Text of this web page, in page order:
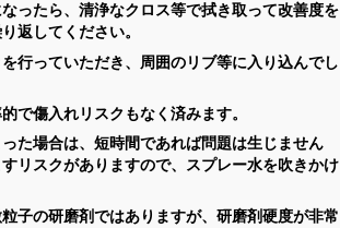
ったら、清浄なクロス等で拭き取って改善度を
返してください。
行っていただき、周囲のリブ等に入り込んでし
で傷入れリスクもなく済みます。
た場合は、短時間であれば問題は生じません
リスクがありますので、スプレー水を吹きかけ
子の研磨剤ではありますが、研磨剤硬度が非常